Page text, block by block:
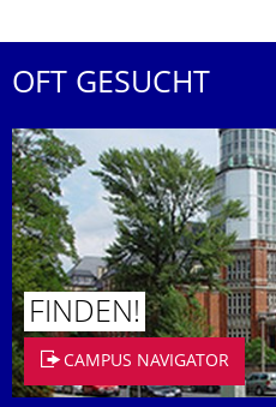
OFT GESUCHT
FINDEN!
CAMPUS NAVIGATOR